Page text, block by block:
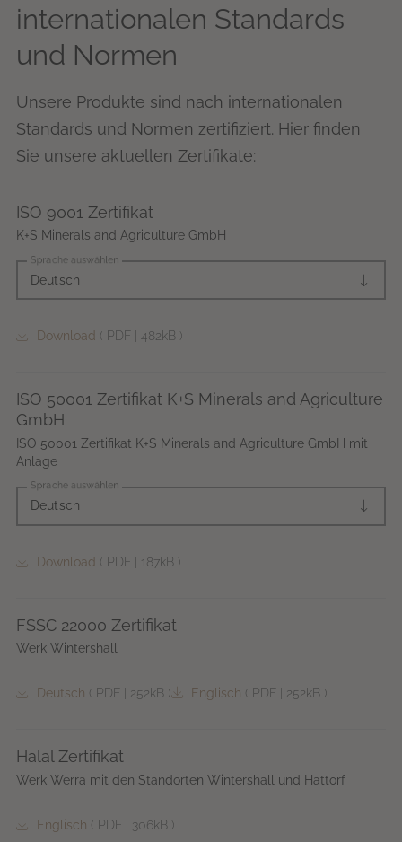
internationalen Standards
und Normen
Unsere Produkte sind nach internationalen
Standards und Normen zertifiziert. Hier finden
Sie unsere aktuellen Zertifikate:
ISO 9001 Zertifikat
K+S Minerals and Agriculture GmbH
Sprache auswählen
Deutsch
Download ( PDF 482kB)
ISO 50001 Zertifikat K+S Minerals and Agriculture
GmbH
ISO 50001 Zertifikat K+S Minerals and Agriculture GmbH mit
Anlage
Sprache auswählen
Deutsch
Download ( PDF 187kB)
FSSC 22000 Zertifikat
Werk Wintershall
Deutsch ( PDF 252kB) Englisch ( PDF 252kB )
Halal Zertifikat
Werk Werra mit den Standorten Wintershall und Hattorf
Englisch ( PDF 306kB)